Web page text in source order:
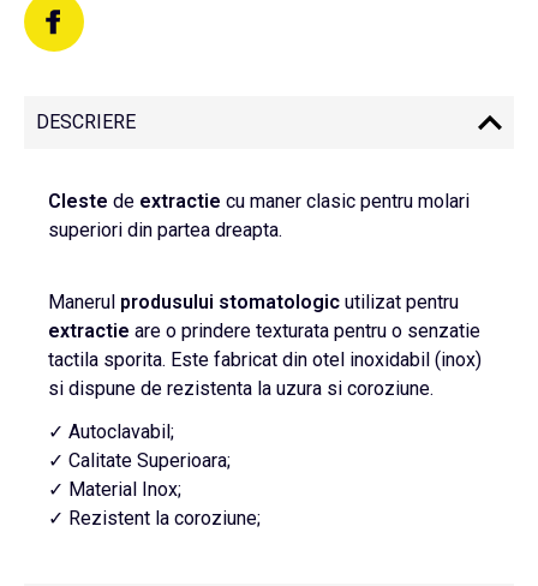
DESCRIERE
Cleste de extractie cu maner clasic pentru molari
superiori din partea dreapta.
Manerul produsului stomatologic utilizat pentru
extractie are o prindere texturata pentru o senzatie
tactila sporita. Este fabricat din otel inoxidabil (inox)
si dispune de rezistenta la uzura si coroziune.
✓ Autoclavabil;
✓ Calitate Superioara;
✓ Material Inox;
✓ Rezistent la coroziune;